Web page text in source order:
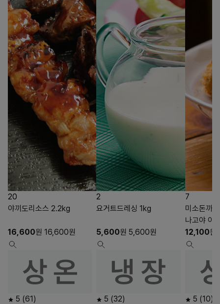
20
야끼도리소스 2.2kg
16,600원 16,600원
5 (61)
2
요거트드레싱 1kg
5,600원 5,600원
5 (32)
7
미소돈까
나고야 아
12,100원
5 (10)